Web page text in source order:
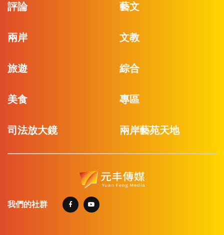
評論 藝文
兩岸 文教
旅遊 綜合
美食 專區
司法放大鏡 兩岸藝苑天地
我們的社群